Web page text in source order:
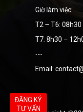
Giờ làm việc:
T2 – T6:
T7: 8h30 –
---
Email:
ĐĂNG KÝ
TƯ VẤN